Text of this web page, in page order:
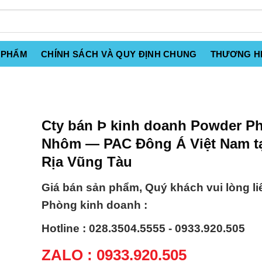
CHÍNH SÁCH VÀ QUY ĐỊNH CHUNG THƯƠNG
Cty bán Þ kinh doanh Powder
Nhôm — PAC Đông Á Việt Nam
Rịa Vũng Tàu
Giá bán sản phẩm, Quý khách vui lòng
Phòng kinh doanh :
Hotline : 028.3504.5555 - 0933.920.505
ZALO : 0933.920.505